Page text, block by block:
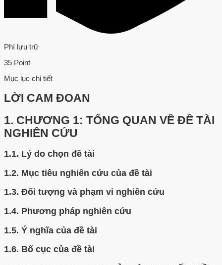
Phí lưu trữ
35 Point
Mục lục chi tiết
LỜI CAM ĐOAN
1. CHƯƠNG 1: TỔNG QUAN VỀ ĐỀ TÀI
NGHIÊN CỨU
1.1. Lý do chọn đề tài
1.2. Mục tiêu nghiên cứu của đề tài
1.3. Đối tượng và phạm vi nghiên cứu
1.4. Phương pháp nghiên cứu
1.5. Ý nghĩa của đề tài
1.6. Bố cục của đề tài